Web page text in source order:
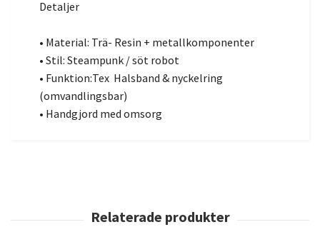
Detaljer
• Material: Trä- Resin + metallkomponenter
• Stil: Steampunk / söt robot
• Funktion:Tex Halsband & nyckelring
(omvandlingsbar)
• Handgjord med omsorg